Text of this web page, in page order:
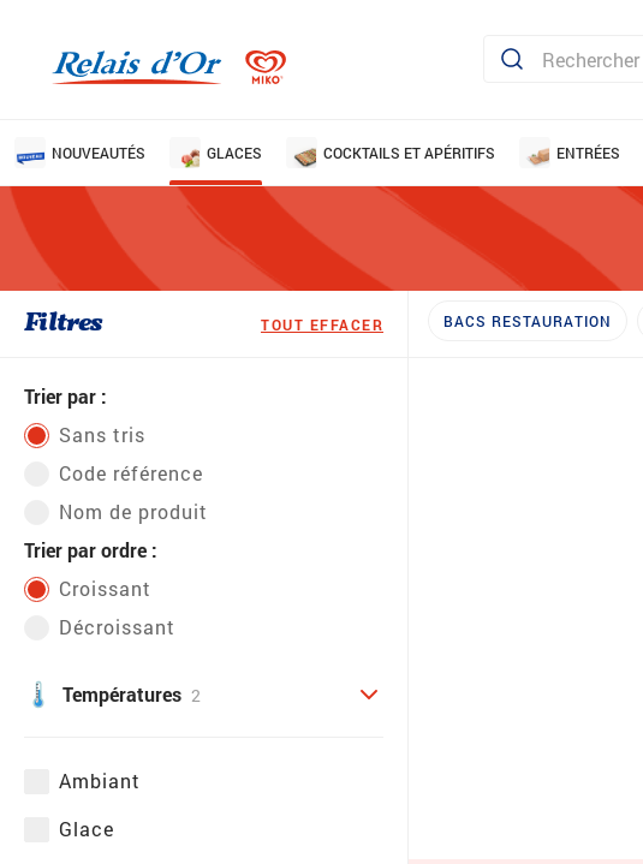
NOUVEAUTÉS GLACES COCKTAILS ET APÉRITIFS ENTRÉES
Filtres TOUT EFFACER
Trier par :
Sans tris
Code référence
Nom de produit
Trier par ordre :
Croissant
Décroissant
Températures 2
Ambiant
Glace
BACS RESTAURATION